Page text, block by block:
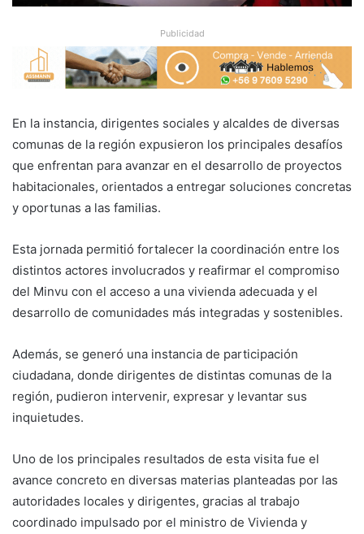
Publicidad
En la instancia, dirigentes sociales y alcaldes de diversas
comunas de la región expusieron los principales desafíos
que enfrentan para avanzar en el desarrollo de proyectos
habitacionales, orientados a entregar soluciones concretas
y oportunas a las familias.
Esta jornada permitió fortalecer la coordinación entre los
distintos actores involucrados y reafirmar el compromiso
del Minvu con el acceso a una vivienda adecuada y el
desarrollo de comunidades más integradas y sostenibles.
Además, se generó una instancia de participación
ciudadana, donde dirigentes de distintas comunas de la
región, pudieron intervenir, expresar y levantar sus
inquietudes.
Uno de los principales resultados de esta visita fue el
avance concreto en diversas materias planteadas por las
autoridades locales y dirigentes, gracias al trabajo
coordinado impulsado por el ministro de Vivienda y